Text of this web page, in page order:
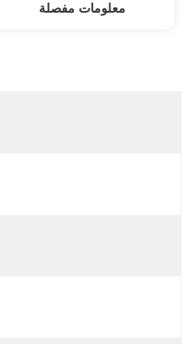
معلومات مفصلة